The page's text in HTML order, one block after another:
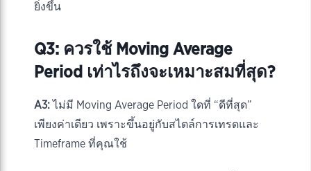
ยิ่งขึ้น
Q3: ควรใช้ Moving Average
Period เท่าไรถึงจะเหมาะสมที่สุด?
A3: ไม่มี Moving Average Period ใดที่ “ดีที่สุด”
เพียงค่าเดียว เพราะขึ้นอยู่กับสไตล์การเทรดและ
Timeframe ที่คุณใช้